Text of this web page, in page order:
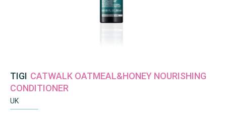
TIGI CATWALK OATMEAL&HONEY NOURISHING
CONDITIONER
UK